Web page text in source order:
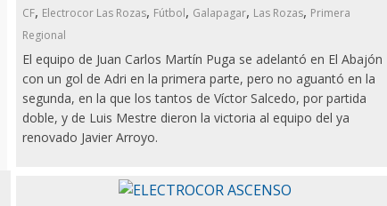
CF, Electrocor Las Rozas, Fútbol, Galapagar, Las Rozas, Primera
Regional
El equipo de Juan Carlos Martín Puga se adelantó en El Abajón
con un gol de Adri en la primera parte, pero no aguantó en la
segunda, en la que los tantos de Víctor Salcedo, por partida
doble, y de Luis Mestre dieron la victoria al equipo del ya
renovado Javier Arroyo.